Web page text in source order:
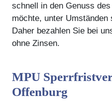
schnell in den Genuss
möchte, unter Umständen
Daher bezahlen Sie bei
ohne Zinsen.
MPU
Offenburg